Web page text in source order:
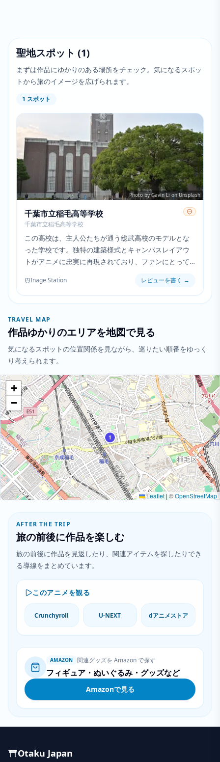
聖地スポット (1)
まずは作品にゆかりのある場所をチェック。気になるスポッ
トから旅のイメージを広げられます。
1 スポット
Photo by Gavin Li on Unsplash
千葉市立稲毛高等学校
千葉市立稲毛高等学校
この高校は、主人公たちが通う総武高校のモデルとな
った学校です。独特の建築様式とキャンパスレイアウ
トがアニメに忠実に再現されており、ファンにとって
ます。
Inage Station レビューを書く →
TRAVEL MAP
作品ゆかりのエリアを地図で見る
気になるスポットの位置関係を見ながら、巡りたい順番をゆっく
り考えられます。
1
+
−
Leaflet |©OpenStreetMap
AFTER THE TRIP
旅の前後に作品を楽しむ
旅の前後に作品を見返したり、関連アイテムを探したりでき
る導線をまとめています。
このアニメを観る
Crunchyroll U-NEXT dアニメストア
AMAZON 関連グッズを Amazon で探す
フィギュア・ぬいぐるみ・グッズなど
Amazonで見る
Otaku Japan